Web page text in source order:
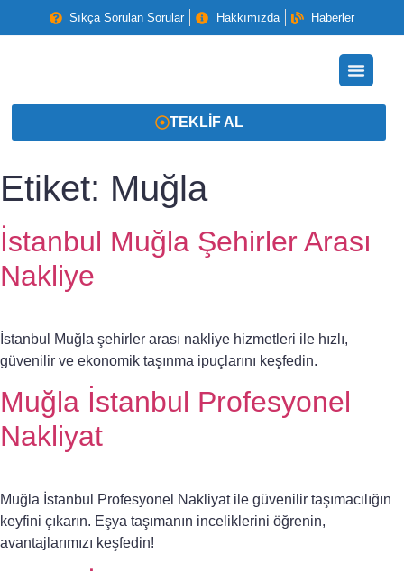
Sıkça Sorulan Sorular Hakkımızda Haberler
TEKLIF AL
Etiket: Muğla
İstanbul Muğla Şehirler Arası
Nakliye
İstanbul Muğla şehirler arası nakliye hizmetleri ile hızlı,
güvenilir ve ekonomik taşınma ipuçlarını keşfedin.
Muğla İstanbul Profesyonel
Nakliyat
Muğla İstanbul Profesyonel Nakliyat ile güvenilir taşımacılığın
keyfini çıkarın. Eşya taşımanın inceliklerini öğrenin,
avantajlarımızı keşfedin!